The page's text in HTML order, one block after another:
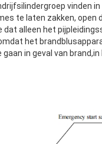
vinden
te laten zakken,
dat alleen het
het
in geval van